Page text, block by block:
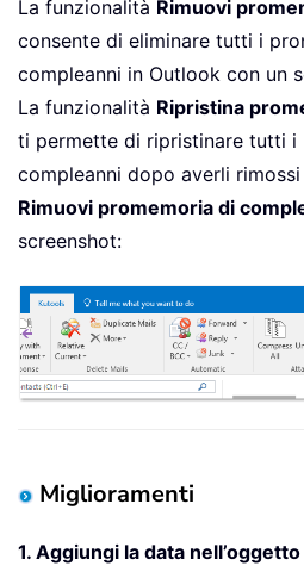
La funzionalità Rimuovi
consente di eliminare tutti i
compleanni in Outlook con un
La funzionalità Ripristina
ti permette di ripristinare tutti i
compleanni dopo averli
Rimuovi promemoria di
screenshot:
Miglioramenti
1. Aggiungi la data